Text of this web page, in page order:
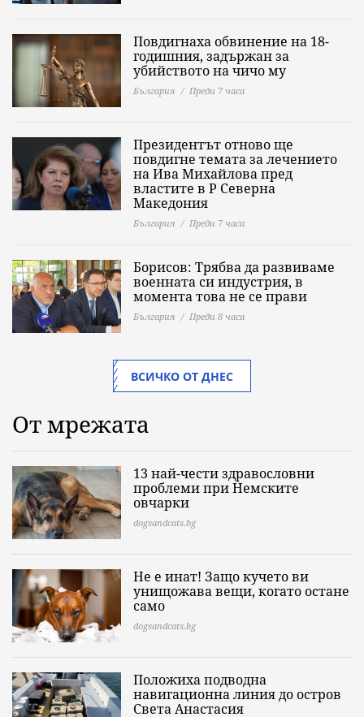
Повдигнаха обвинение на 18-
годишния, задържан за
убийството на чичо му
България Преди 7 часа
Президентът отново ще
повдигне темата за лечението
на Ива Михайлова пред
властите в Р Северна
Македония
България Преди 7 часа
Борисов: Трябва да развиваме
военната си индустрия, в
момента това не се прави
България Преди 8 часа
ВСИЧКО ОТ ДНЕС
От мрежата
13 най-чести здравословни
проблеми при Немските
овчарки
dogsandcats.bg
Не е инат! Защо кучето ви
унищожава вещи, когато остане
само
dogsandcats.bg
Положиха подводна
навигационна линия до остров
Света Анастасия